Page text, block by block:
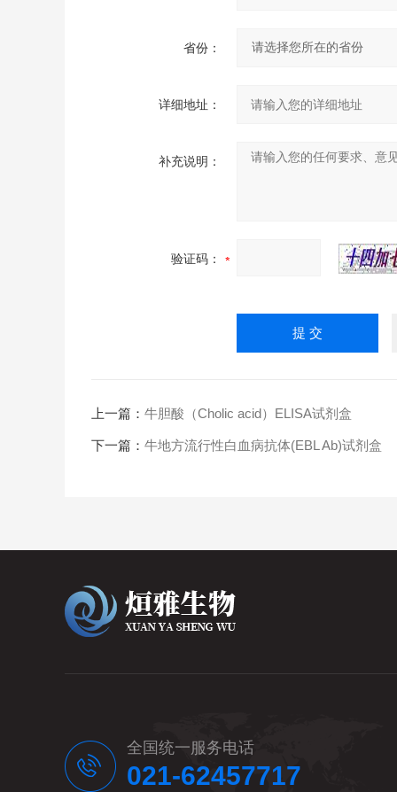
省份：
详细地址：
补充说明：
验证码：
上一篇： 牛胆酸（Cholic acid）ELISA试剂盒
下一篇： 牛地方流行性白血病抗体(EBL Ab)试剂盒
全国统一服务电话
021-62457717